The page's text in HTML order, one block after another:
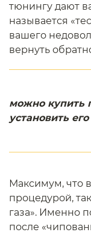
тюнингу дают
называется
вашего
вернуть
можно купить
установить
Максимум, что
процедурой,
газа». Именно
после